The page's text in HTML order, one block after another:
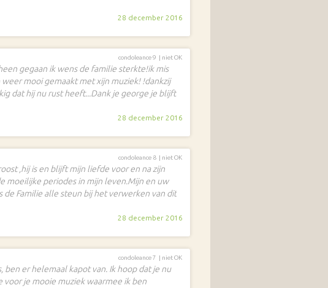
28 december 2016
gegaan ik wens de familie sterkte!ik mis
mooi gemaakt met xijn muziek! !dankzij
dat hij nu rust heeft...Dank je george je blijft
28 december 2016
condoleance 9 |niet OK
,hij is en blijft mijn liefde voor en na zijn
moeilijke periodes in mijn leven.Mijn en uw
Familie alle steun bij het verwerken van dit
28 december 2016
condoleance 8 |niet OK
ben er helemaal kapot van. Ik hoop dat je nu
je mooie muziek waarmee ik ben
condoleance 7 |niet OK